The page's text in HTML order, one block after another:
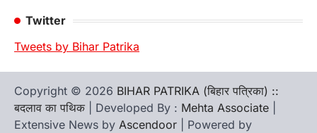
Twitter
Tweets by Bihar Patrika
Copyright © 2026 BIHAR PATRIKA (बिहार पत्रिका) ::
बदलाव का पथिक | Developed By : Mehta Associate
Extensive News by Ascendoor | Powered by